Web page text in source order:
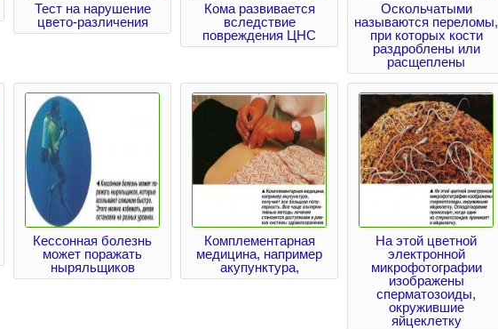
Тест на нарушение
цвето-различения
Кома развивается
вследствие
повреждения ЦНС
Оскольчатыми
называются переломы,
при которых кости
раздроблены или
расщеплены
Кессонная болезнь
может поражать
ныряльщиков
Комплементарная
медицина, например
акупунктура,
На этой цветной
электронной
микрофотографии
изображены
сперматозоиды,
окружившие
яйцеклетку